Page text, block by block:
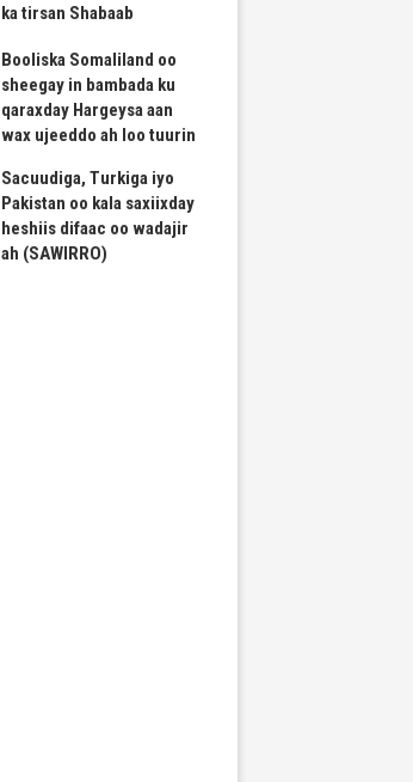
ka tirsan Shabaab
Booliska Somaliland oo
sheegay in bambada ku
qaraxday Hargeysa aan
wax ujeeddo ah loo tuurin
Sacuudiga, Turkiga iyo
Pakistan oo kala saxiixday
heshiis difaac oo wadajir
ah (SAWIRRO)